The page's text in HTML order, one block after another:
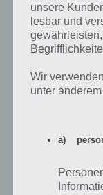
100 Floors –
leuchten. Doch
Tür nicht. Der
Pflanze noch weiter
Tür öffnet sich.
unsere
lesbar und
Wir
unter
a)